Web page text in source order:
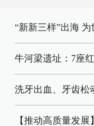
“新新三样”出海
牛河梁遗址：7座
洗牙出血、牙齿松
【推动高质量发